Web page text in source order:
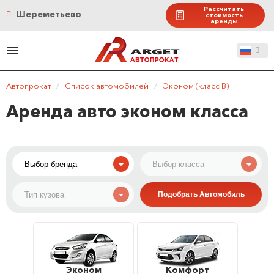
Шереметьево Рассчитать
стоимость
аренды
Автопрокат / Список автомобилей / Эконом (класс B)
Аренда авто эконом класса
Эконом Комфорт